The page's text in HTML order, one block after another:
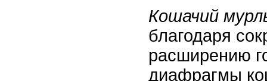
Кошачий
благодаря
расширению
диафрагмы